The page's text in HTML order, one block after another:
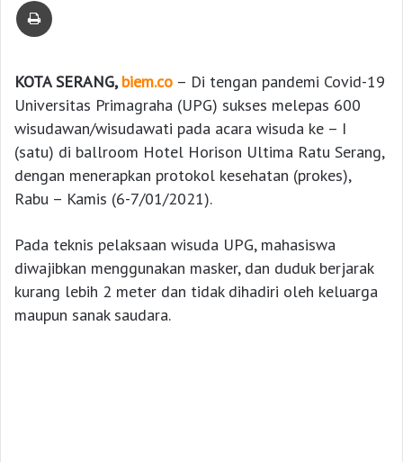
KOTA SERANG, biem.co – Di tengan pandemi Covid-19
Universitas Primagraha (UPG) sukses melepas 600
wisudawan/wisudawati pada acara wisuda ke – I
(satu) di ballroom Hotel Horison Ultima Ratu Serang,
dengan menerapkan protokol kesehatan (prokes),
Rabu – Kamis (6-7/01/2021).
Pada teknis pelaksaan wisuda UPG, mahasiswa
diwajibkan menggunakan masker, dan duduk berjarak
kurang lebih 2 meter dan tidak dihadiri oleh keluarga
maupun sanak saudara.